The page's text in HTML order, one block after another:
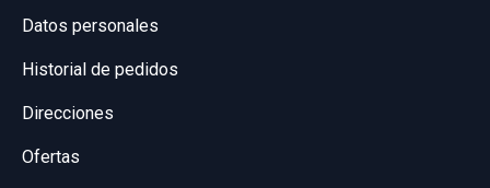
Datos personales
Historial de pedidos
Direcciones
Ofertas